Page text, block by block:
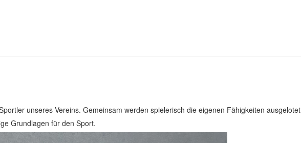
unseres Vereins. Gemeinsam werden spielerisch die eigenen Fähigkeiten
Grundlagen für den Sport.